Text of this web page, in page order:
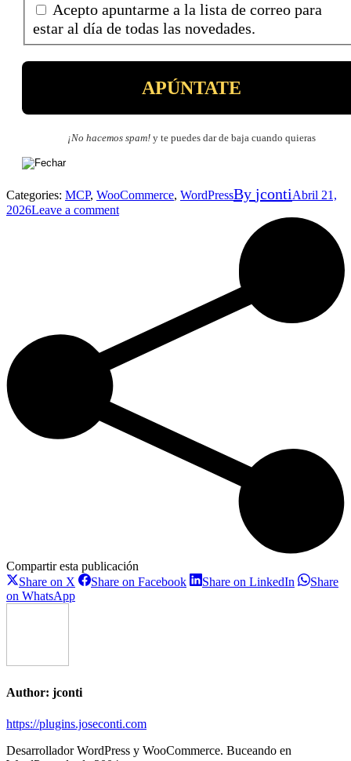
Acepto apuntarme a la lista de correo para
estar al día de todas las novedades.
¡No hacemos spam!y te puedes dar de baja cuando quieras
Categories: MCP, WooCommerce, WordPressBy jcontiAbril 21,
2026Leave a comment
Compartir esta publicación
Share on X Share
on
Share on FacebookShareShare on LinkedIn ShareShare
on WhatsAppShare
Author: jconti
https://plugins.joseconti.com
Desarrollador WordPress y WooCommerce. Buceando en